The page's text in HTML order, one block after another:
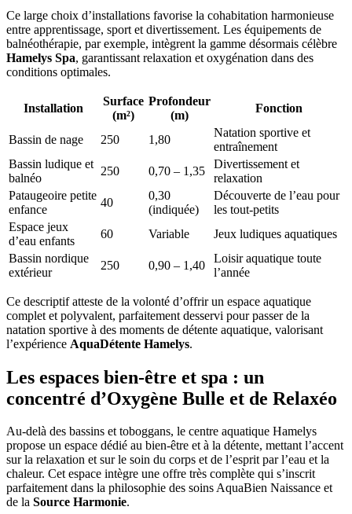
Ce large choix d’installations favorise la cohabitation harmonieuse
entre apprentissage, sport et divertissement. Les équipements de
balnéothérapie, par exemple, intègrent la gamme désormais célèbre
Hamelys Spa, garantissant relaxation et oxygénation dans des
conditions optimales.
Installation
Surface
(m²)
Profondeur
(m)
Fonction
Bassin de nage 250 1,80
Natation sportive et
entraînement
Bassin ludique et
balnéo
250 0,70 – 1,35
Divertissement et
relaxation
Pataugeoire petite
enfance
40
0,30
(indiquée)
Découverte de l’eau pour
les tout-petits
Espace jeux
d’eau enfants
60 Variable
Jeux ludiques aquatiques
Bassin nordique
extérieur
250 0,90 – 1,40
Loisir aquatique toute
l’année
Ce descriptif atteste de la volonté d’offrir un espace aquatique
complet et polyvalent, parfaitement desservi pour passer de la
natation sportive à des moments de détente aquatique, valorisant
l’expérience AquaDétente Hamelys.
Les espaces bien-être et spa : un
concentré d’Oxygène Bulle et de Relaxéo
Au-delà des bassins et toboggans, le centre aquatique Hamelys
propose un espace dédié au bien-être et à la détente, mettant l’accent
sur la relaxation et sur le soin du corps et de l’esprit par l’eau et la
chaleur. Cet espace intègre une offre très complète qui s’inscrit
parfaitement dans la philosophie des soins AquaBien Naissance et
de la Source Harmonie.